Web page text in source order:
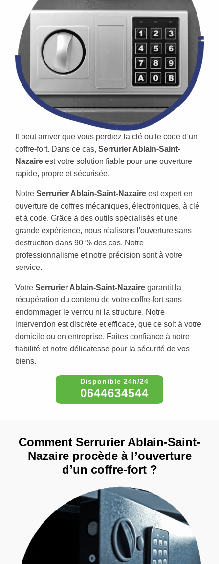
Il peut arriver que vous perdiez la clé ou le code d’un
coffre-fort. Dans ce cas, Serrurier Ablain-Saint-
Nazaire est votre solution fiable pour une ouverture
rapide, propre et sécurisée.
Notre Serrurier Ablain-Saint-Nazaire est expert en
ouverture de coffres mécaniques, électroniques, à clé
et à code. Grâce à des outils spécialisés et une
grande expérience, nous réalisons l'ouverture sans
destruction dans 90 % des cas. Notre
professionnalisme et notre précision sont à votre
service.
Votre Serrurier Ablain-Saint-Nazaire garantit la
récupération du contenu de votre coffre-fort sans
endommager le verrou ni la structure. Notre
intervention est discrète et efficace, que ce soit à votre
domicile ou en entreprise. Faites confiance à notre
fiabilité et notre délicatesse pour la sécurité de vos
biens.
0644634544
Comment Serrurier Ablain-Saint-
Nazaire procède à l’ouverture
d’un coffre-fort ?